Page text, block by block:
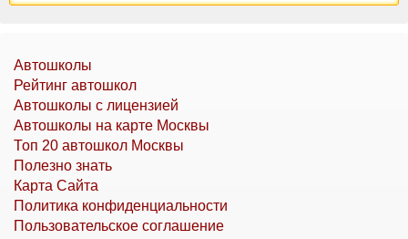
Автошколы
Рейтинг автошкол
Автошколы с лицензией
Автошколы на карте Москвы
Топ 20 автошкол Москвы
Полезно знать
Карта Сайта
Политика конфиденциальности
Пользовательское соглашение